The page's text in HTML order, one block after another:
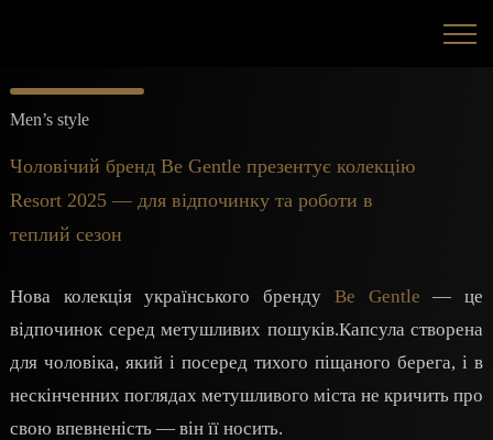
Men’s style
Чоловічий бренд Be Gentle презентує колекцію
Resort 2025 — для відпочинку та роботи в
теплий сезон
Нова колекція українського бренду Be Gentle — це
відпочинок серед метушливих пошуків.Капсула створена
для чоловіка, який і посеред тихого піщаного берега, і в
нескінченних поглядах метушливого міста не кричить про
свою впевненість — він її носить.